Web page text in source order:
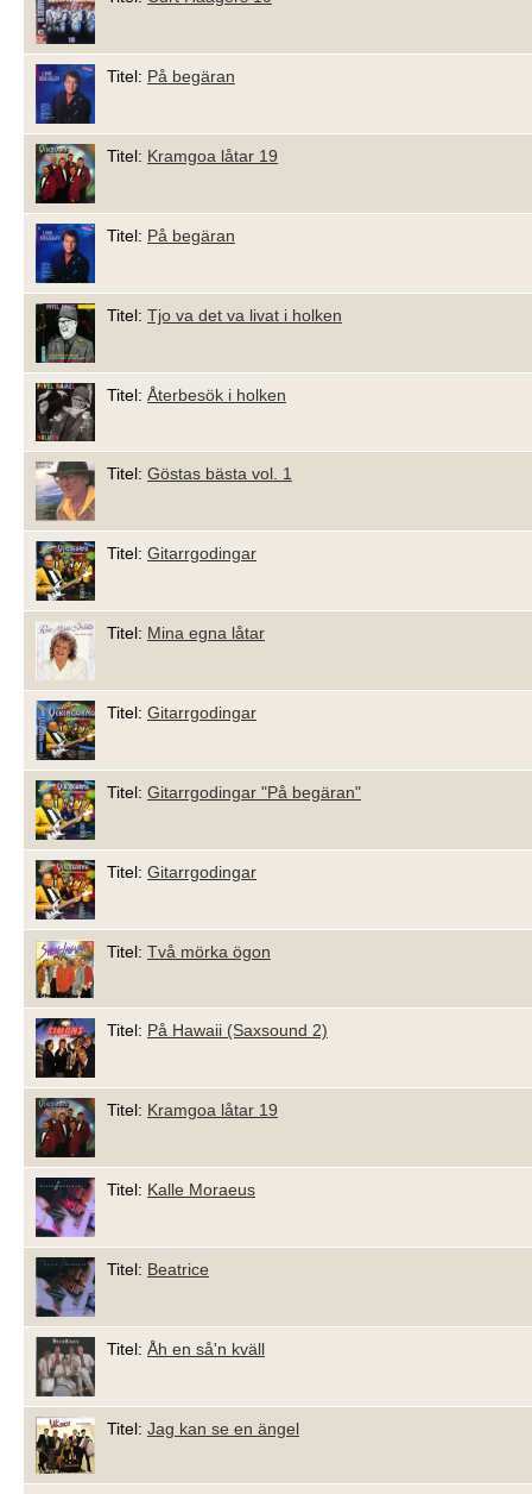
Titel: På begäran
Titel: Kramgoa låtar 19
Titel: På begäran
Titel: Tjo va det va livat i holken
Titel: Återbesök i holken
Titel: Göstas bästa vol. 1
Titel: Gitarrgodingar
Titel: Mina egna låtar
Titel: Gitarrgodingar
Titel: Gitarrgodingar "På begäran"
Titel: Gitarrgodingar
Titel: Två mörka ögon
Titel: På Hawaii (Saxsound 2)
Titel: Kramgoa låtar 19
Titel: Kalle Moraeus
Titel: Beatrice
Titel: Åh en så'n kväll
Titel: Jag kan se en ängel